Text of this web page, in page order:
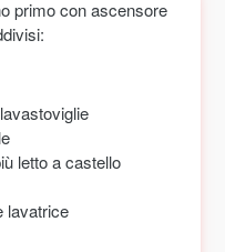
primo con ascensore
letto a castello
lavatrice